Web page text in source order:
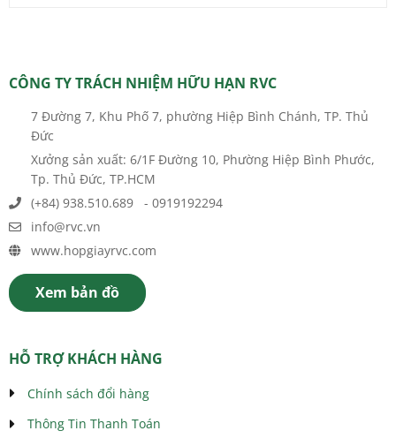
CÔNG TY TRÁCH NHIỆM HỮU HẠN RVC
7 Đường 7, Khu Phố 7, phường Hiệp Bình Chánh, TP. Thủ
Đức
Xưởng sản xuất: 6/1F Đường 10, Phường Hiệp Bình Phước,
Tp. Thủ Đức, TP.HCM
(+84) 938.510.689 - 0919192294
info@rvc.vn
www.hopgiayrvc.com
Xem bản đồ
HỖ TRỢ KHÁCH HÀNG
Chính sách đổi hàng
Thông Tin Thanh Toán